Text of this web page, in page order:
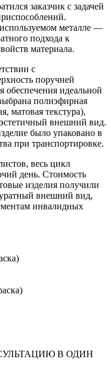
заказчик с задачей
металле —
подхода к
материала.
с
поручней
идеальной
полиэфирная
матовая текстура),
внешний вид.
было упаковано в
при транспортировке.
весь цикл
день. Стоимость
изделия получили
внешний вид,
инвалидных
В ОДИН